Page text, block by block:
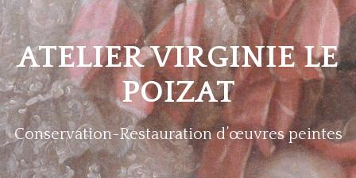
ATELIER VIRGINIE LE
POIZAT
Conservation-Restauration d’œuvres peintes